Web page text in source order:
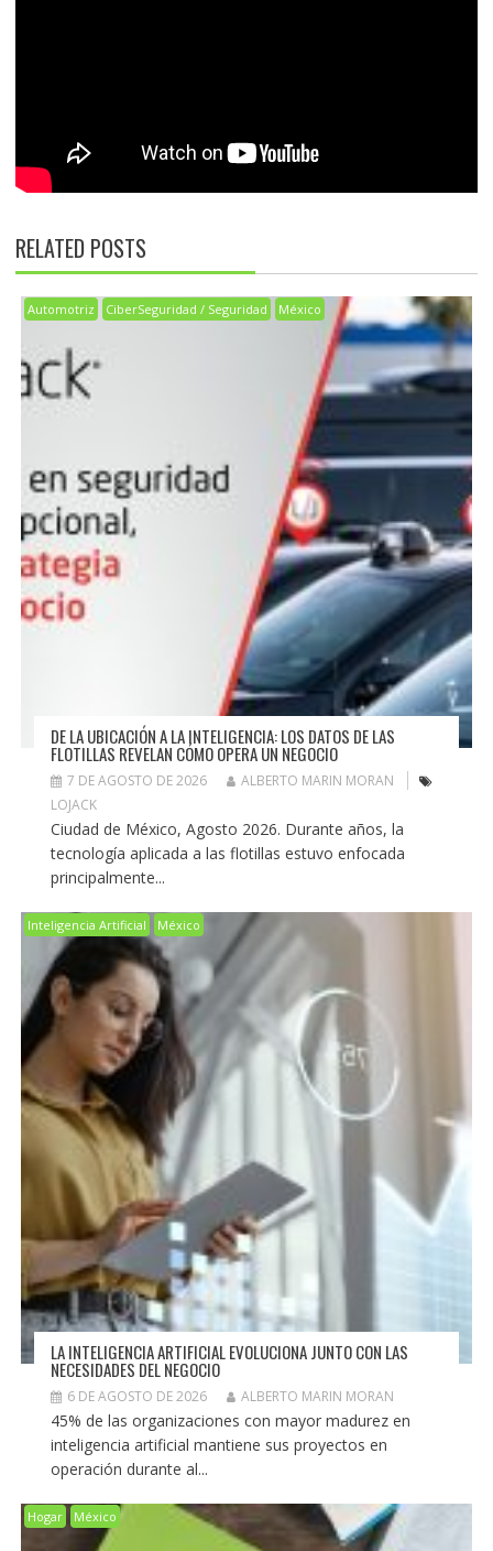
RELATED POSTS
Automotriz CiberSeguridad / Seguridad México
DE LA UBICACIÓN A LA INTELIGENCIA: LOS DATOS DE LAS
FLOTILLAS REVELAN CÓMO OPERA UN NEGOCIO
7 DE AGOSTO DE 2026
ALBERTO MARIN MORAN
LOJACK
Ciudad de México, Agosto 2026. Durante años, la
tecnología aplicada a las flotillas estuvo enfocada
principalmente...
Inteligencia Artificial México
LA INTELIGENCIA ARTIFICIAL EVOLUCIONA JUNTO CON LAS
NECESIDADES DEL NEGOCIO
6 DE AGOSTO DE 2026 ALBERTO MARIN MORAN
45% de las organizaciones con mayor madurez en
inteligencia artificial mantiene sus proyectos en
operación durante al...
Hogar México